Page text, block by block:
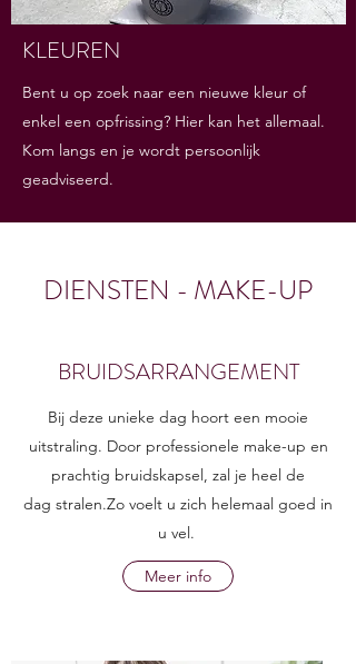
KLEUREN
Bent u op zoek naar een nieuwe kleur of
enkel een opfrissing? Hier kan het allemaal.
Kom langs en je wordt persoonlijk
geadviseerd.
DIENSTEN - MAKE-UP
BRUIDSARRANGEMENT
Bij deze unieke dag hoort een mooie
uitstraling. Door professionele make-up en
prachtig bruidskapsel, zal je heel de
dag stralen.Zo voelt u zich helemaal goed in
u vel.
Meer info